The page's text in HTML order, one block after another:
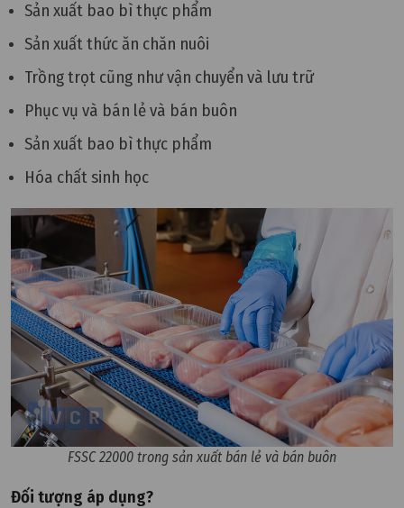
Sản xuất bao bì thực phẩm
Sản xuất thức ăn chăn nuôi
Trồng trọt cũng như vận chuyển và lưu trữ
Phục vụ và bán lẻ và bán buôn
Sản xuất bao bì thực phẩm
Hóa chất sinh học
FSSC 22000 trong sản xuất bán lẻ và bán buôn
Đối tượng áp dụng?